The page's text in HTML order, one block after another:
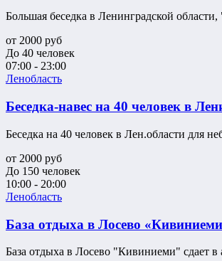
Большая беседка в Ленинградской
от 2000 руб
До 40 человек
07:00 - 23:00
Ленобласть
Беседка-навес на 40 человек в
Беседка на 40 человек в Лен.области для
от 2000 руб
До 150 человек
10:00 - 20:00
Ленобласть
База отдыха в Лосево
База отдыха в Лосево "Кивиниеми" сдает в